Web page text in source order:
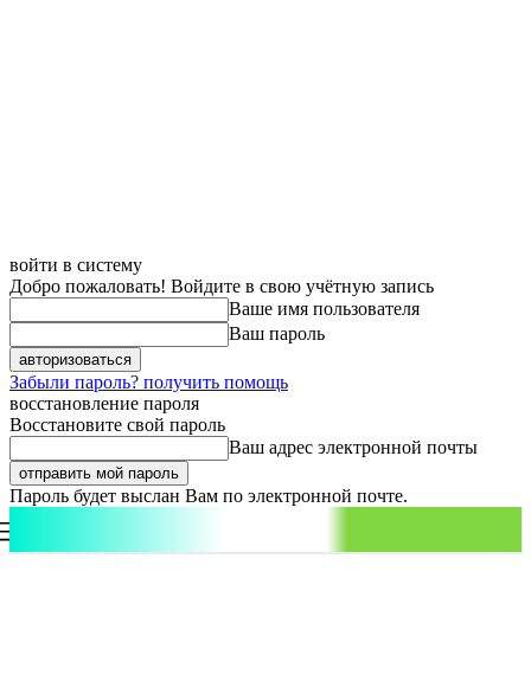
войти в систему
Добро пожаловать! Войдите в свою учётную запись
Ваше имя пользователя
Ваш пароль
Забыли пароль? получить помощь
восстановление пароля
Восстановите свой пароль
Ваш адрес электронной почты
Пароль будет выслан Вам по электронной почте.